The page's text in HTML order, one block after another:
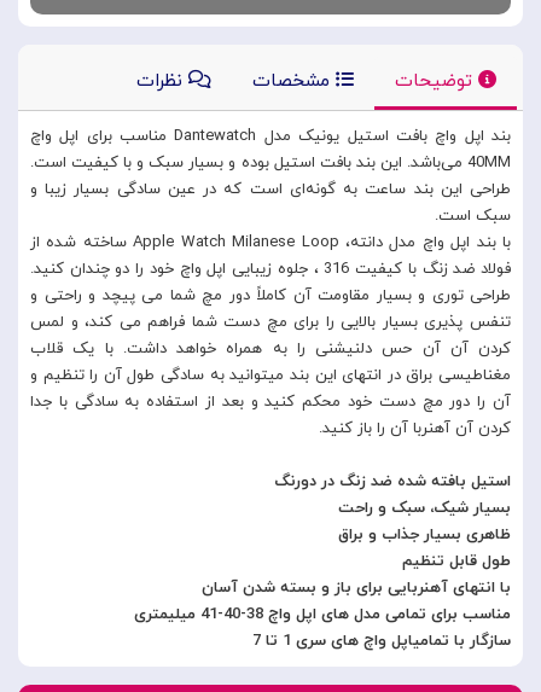
توضیحات مشخصات نظرات
بند اپل واچ بافت استیل یونیک مدل Dantewatch مناسب برای اپل واچ
40MM می‌باشد. این بند بافت استیل بوده و بسیار سبک و با کیفیت است.
طراحی این بند ساعت به گونه‌ای است که در عین سادگی بسیار زیبا و
سبک است.
با بند اپل واچ مدل دانته، Apple Watch Milanese Loop ساخته شده از
فولاد ضد زنگ با کیفیت 316 ، جلوه زیبایی اپل واچ خود را دو چندان کنید.
طراحی توری و بسیار مقاومت آن کاملاً دور مچ شما می پیچد و راحتی و
تنفس پذیری بسیار بالایی را برای مچ دست شما فراهم می کند، و لمس
کردن آن آن حس دلنیشنی را به همراه خواهد داشت. با یک قلاب
مغناطیسی براق در انتهای این بند میتوانید به سادگی طول آن را تنظیم و
آن را دور مچ دست خود محکم کنید و بعد از استفاده به سادگی با جدا
کردن آن آهنربا آن را باز کنید.
استیل بافته شده ضد زنگ در دورنگ
بسیار شیک، سبک و راحت
ظاهری بسیار جذاب و براق
طول قابل تنظیم
با انتهای آهنربایی برای باز و بسته شدن آسان
مناسب برای تمامی مدل های اپل واچ 38-40-41 میلیمتری
سازگار با تمامیاپل واچ های سری 1 تا 7